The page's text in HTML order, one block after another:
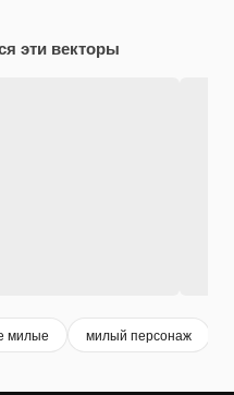
эти векторы
милые милый персонаж